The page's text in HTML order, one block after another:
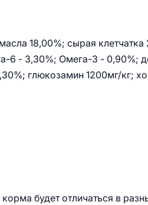
18,00%; сырая
6 - 3,30%; Омега-3 - 0,90%;
глюкозамин 1200мг/кг;
будет отличаться в